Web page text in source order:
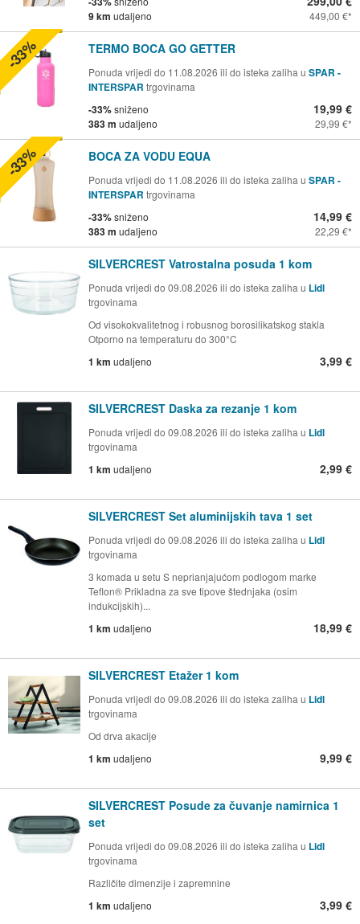
9 km udaljeno 449,00 €
TERMO BOCA GO GETTER
Ponuda vrijedi do 11.08.2026 ili do isteka zaliha u SPAR -
INTERSPAR trgovinama
-33%sniženo
383 m udaljeno
19,99 €
29,99 €
-33%
BOCA ZA VODU EQUA
Ponuda vrijedi do 11.08.2026 ili do isteka zaliha u SPAR -
INTERSPAR trgovinama
-33%sniženo
383 m udaljeno
14,99 €
22,29 €
-33%
SILVERCREST Vatrostalna posuda 1 kom
Ponuda vrijedi do 09.08.2026 ili do isteka zaliha u Lidl
trgovinama
Od visokokvalitetnog i robusnog borosilikatskog stakla
Otporno na temperaturu do 300°C
1 km udaljeno 3,99 €
SILVERCREST Daska za rezanje 1 kom
Ponuda vrijedi do 09.08.2026 ili do isteka zaliha u Lidl
trgovinama
1 km udaljeno 2,99 €
SILVERCREST Set aluminijskih tava 1 set
Ponuda vrijedi do 09.08.2026 ili do isteka zaliha u Lidl
trgovinama
3 komada u setu S neprianjajućom podlogom marke
Teflon® Prikladna za sve tipove štednjaka (osim
indukcijskih)...
1 km udaljeno 18,99 €
SILVERCREST Etažer 1 kom
Ponuda vrijedi do 09.08.2026 ili do isteka zaliha u Lidl
trgovinama
Od drva akacije
1 km udaljeno 9,99 €
SILVERCREST Posude za čuvanje namirnica 1
set
Ponuda vrijedi do 09.08.2026 ili do isteka zaliha u Lidl
trgovinama
Različite dimenzije i zapremnine
1 km udaljeno 3,99 €